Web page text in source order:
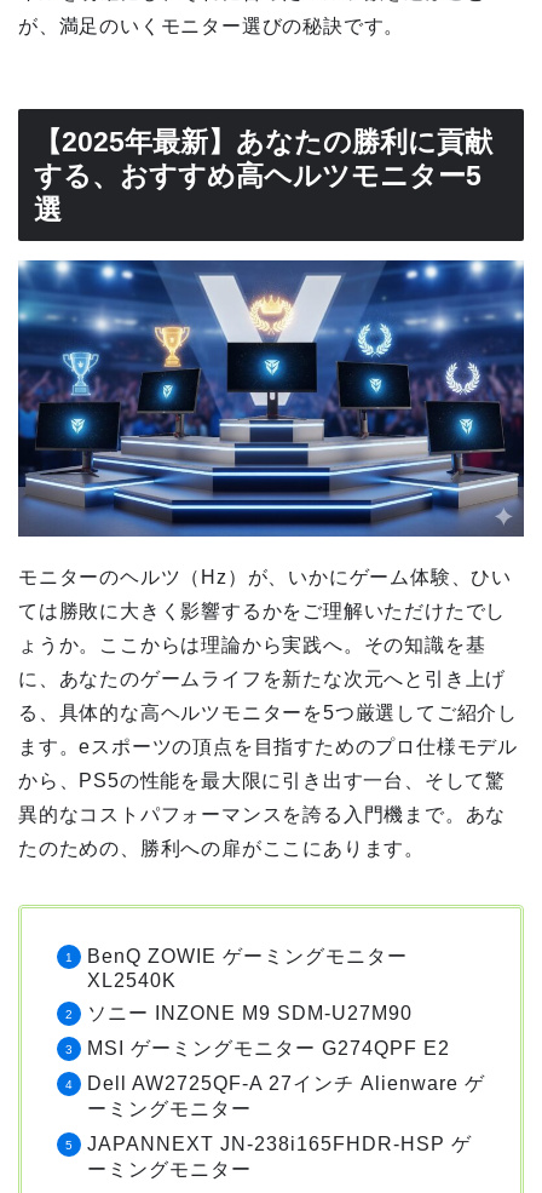
が、満足のいくモニター選びの秘訣です。
【2025年最新】あなたの勝利に貢献
する、おすすめ高ヘルツモニター5
選
モニターのヘルツ（Hz）が、いかにゲーム体験、ひい
ては勝敗に大きく影響するかをご理解いただけたでし
ょうか。ここからは理論から実践へ。その知識を基
に、あなたのゲームライフを新たな次元へと引き上げ
る、具体的な高ヘルツモニターを5つ厳選してご紹介し
ます。eスポーツの頂点を目指すためのプロ仕様モデル
から、PS5の性能を最大限に引き出す一台、そして驚
異的なコストパフォーマンスを誇る入門機まで。あな
たのための、勝利への扉がここにあります。
BenQ ZOWIE ゲーミングモニター
XL2540K
ソニー INZONE M9 SDM-U27M90
MSI ゲーミングモニター G274QPF E2
Dell AW2725QF-A 27インチ Alienware ゲ
ーミングモニター
JAPANNEXT JN-238i165FHDR-HSP ゲ
ーミングモニター